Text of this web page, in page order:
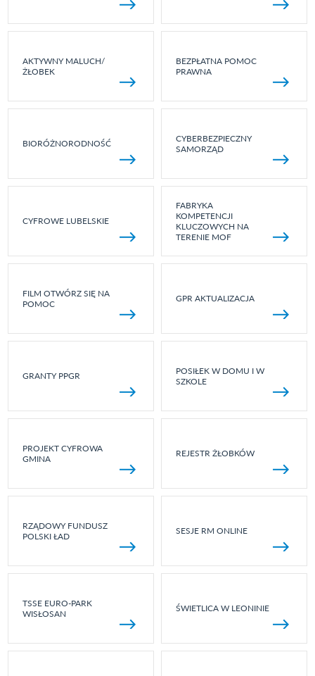
AKTYWNY MALUCH/
ŻŁOBEK
BEZPŁATNA POMOC
PRAWNA
BIORÓŻNORODNOŚĆ
CYBERBEZPIECZNY
SAMORZĄD
CYFROWE LUBELSKIE
FABRYKA
KOMPETENCJI
KLUCZOWYCH NA
TERENIE MOF
FILM OTWÓRZ SIĘ NA
POMOC
GPR AKTUALIZACJA
GRANTY PPGR
POSIŁEK W DOMU I W
SZKOLE
PROJEKT CYFROWA
GMINA
REJESTR ŻŁOBKÓW
RZĄDOWY FUNDUSZ
POLSKI ŁAD
SESJE RM ONLINE
TSSE EURO-PARK
WISŁOSAN
ŚWIETLICA W LEONINIE